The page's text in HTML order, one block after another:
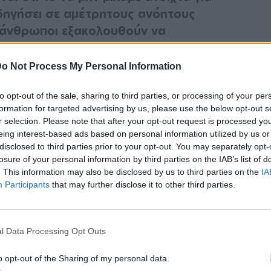
Not Process My Personal Information
opt-out of the sale, sharing to third parties, or processing of your
for targeted advertising by us, please use the below opt-out
selection. Please note that after your opt-out request is processed
interest-based ads based on personal information utilized by us
to third parties prior to your opt-out. You may separately
of your personal information by third parties on the IAB’s list of
This information may also be disclosed by us to third parties on the
Participants that may further disclose it to other third parties.
Data Processing Opt Outs
opt-out of the Sharing of my personal data.
σε αμέτρητους ανόητους
εξακολουθούν να
μόνο ψιθυριστά, με τους πιο
φορές αυτό μπορεί να οδηγήσει σε πάρα
από αυτούς τους διαβόητους μύθους
την Δρ. Deborah Nucatola, Ανώτερη
στην Planned Parenthood Federation of
την αιματηρή αλήθεια. Εδώ είναι όλα
περιόδους, αλλά στην πραγματικότητα δεν
μπείτε στο νερό